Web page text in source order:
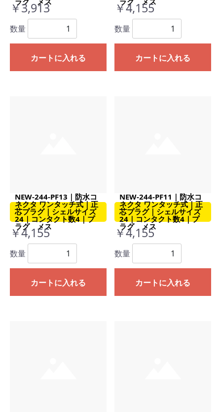
￥3,913
数量
カートに入れる
￥4,155
数量
カートに入れる
NEW-244-PF13｜防水コ
ネクタ ワンタッチ式｜正
芯プラグ｜シェルサイズ
24｜コンタクト数4｜プ
ラグ メス
￥4,155
数量
カートに入れる
NEW-244-PF11｜防水コ
ネクタ ワンタッチ式｜正
芯プラグ｜シェルサイズ
24｜コンタクト数4｜プ
ラグ メス
￥4,155
数量
カートに入れる